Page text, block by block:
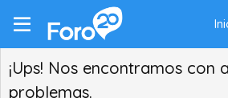
¡Ups! Nos encontramos con
problemas.